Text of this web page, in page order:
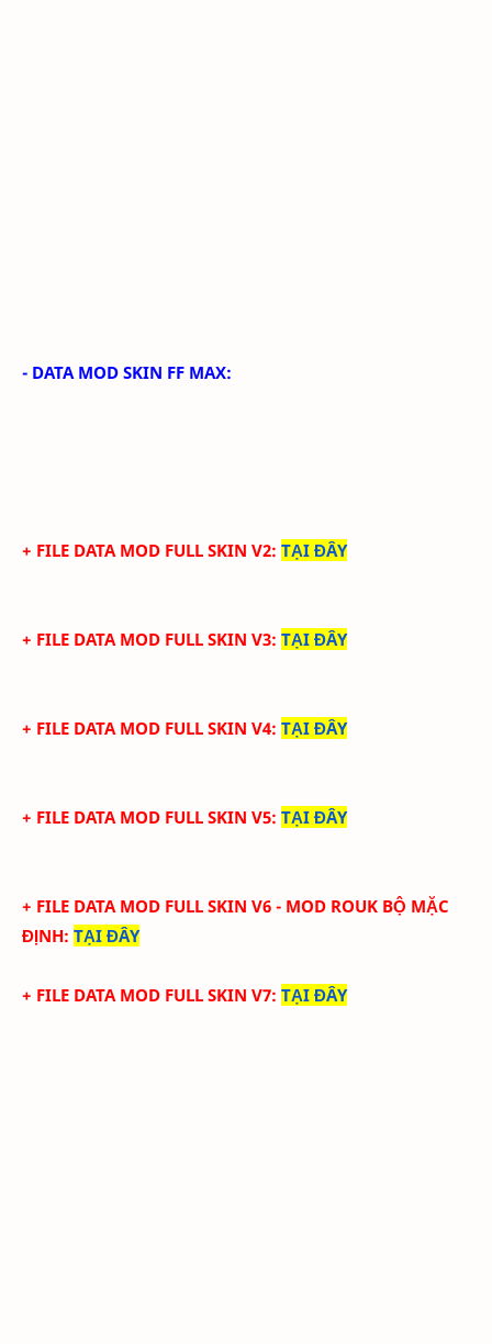
- DATA MOD SKIN FF MAX:
+ FILE DATA MOD FULL SKIN V2: TẠI ĐÂY
+ FILE DATA MOD FULL SKIN V3: TẠI ĐÂY
+ FILE DATA MOD FULL SKIN V4: TẠI ĐÂY
+ FILE DATA MOD FULL SKIN V5: TẠI ĐÂY
+ FILE DATA MOD FULL SKIN V6 - MOD ROUK BỘ MẶC
ĐỊNH: TẠI ĐÂY
+ FILE DATA MOD FULL SKIN V7: TẠI ĐÂY